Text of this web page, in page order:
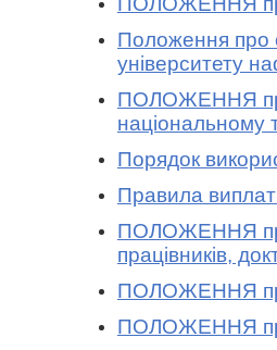
Положення про
університету
ПОЛОЖЕННЯ про
національному
Порядок
Правила
ПОЛОЖЕННЯ про
працівників,
ПОЛОЖЕННЯ про
ПОЛОЖЕННЯ про